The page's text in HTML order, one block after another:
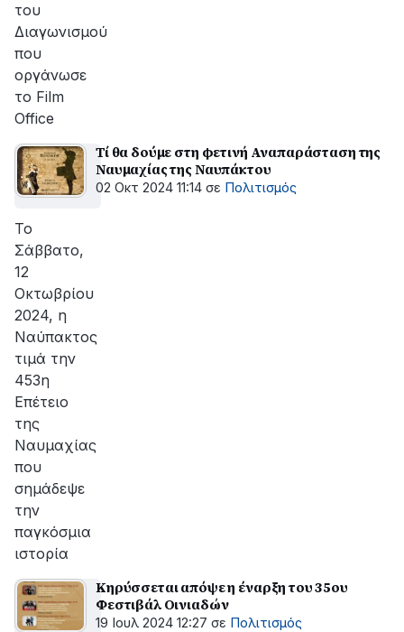
του
Διαγωνισμού
που
οργάνωσε
το Film
Office
Τί θα δούμε στη φετινή Αναπαράσταση της
Ναυμαχίας της Ναυπάκτου
02 Οκτ 2024 11:14 σε Πολιτισμός
Το
Σάββατο,
12
Οκτωβρίου
2024, η
Ναύπακτος
τιμά την
453η
Επέτειο
της
Ναυμαχίας
που
σημάδεψε
την
παγκόσμια
ιστορία
Κηρύσσεται απόψε η έναρξη του 35ου
Φεστιβάλ Οινιαδών
19 Ιουλ 2024 12:27 σε Πολιτισμός